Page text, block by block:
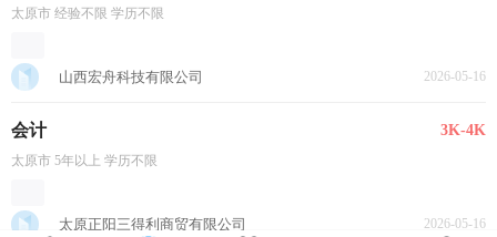
太原市 经验不限 学历不限
山西宏舟科技有限公司 2026-05-16
会计 3K-4K
太原市 5年以上 学历不限
太原正阳三得利商贸有限公司 2026-05-16